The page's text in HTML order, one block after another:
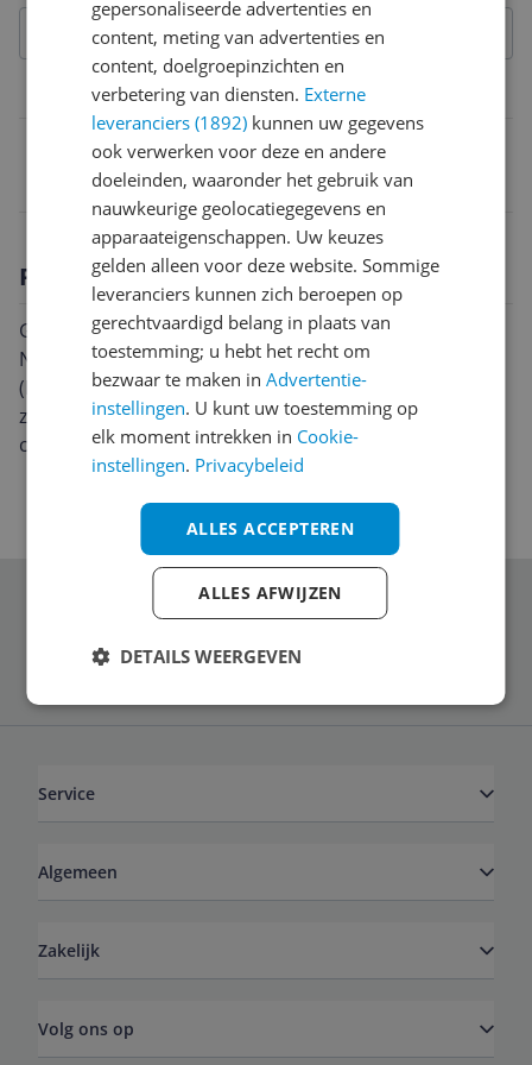
Belangrijkste kenmerken
6952060059921
Productomschrijving
Ga op een buitengewone visuele reis met de Sirui
Nightwalker 16mm & 75mm T1.2 S35 Cine 2-Lens Set
(E-Mount, Gun Metal Gray) voor Sony E Mount,
zorgvuldig ontworpen om de kunst van de
cinematografie naar een hoger niveau te tillen.
Schrijf je in voor onze nieuwsbrief
Service
Algemeen
Zakelijk
Volg ons op
gepersonaliseerde advertenties en
content, meting van advertenties en
content, doelgroepinzichten en
verbetering van diensten. Externe
leveranciers (1892) kunnen uw gegevens
ook verwerken voor deze en andere
doeleinden, waaronder het gebruik van
nauwkeurige geolocatiegegevens en
apparaateigenschappen. Uw keuzes
gelden alleen voor deze website. Sommige
leveranciers kunnen zich beroepen op
gerechtvaardigd belang in plaats van
toestemming; u hebt het recht om
bezwaar te maken inAdvertentie-
instellingen. U kunt uw toestemming op
elk moment intrekken in Cookie-
instellingen. Privacybeleid
ALLES ACCEPTEREN
ALLES AFWIJZEN
DETAILS WEERGEVEN